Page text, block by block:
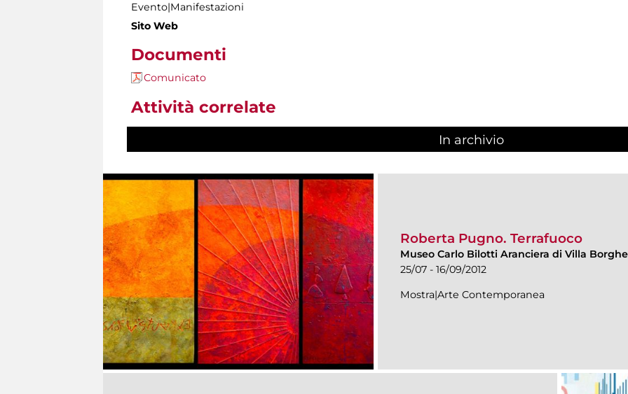
Evento|Manifestazioni
Sito Web
Documenti
Comunicato
Attività correlate
In archivio
Roberta Pugno. Terrafuoco
Museo Carlo Bilotti Aranciera di Villa
25/07 - 16/09/2012
Mostra|Arte Contemporanea